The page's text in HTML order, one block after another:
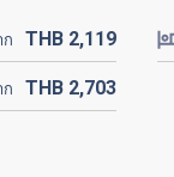
ก THB 2,119
ก THB 2,703